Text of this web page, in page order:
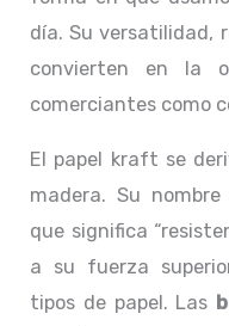
día. Su versatilidad,
convierten en la
comerciantes como
El papel kraft se
madera. Su
que significa
a su fuerza
tipos de papel. Las